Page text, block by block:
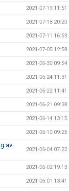
2021-07-19 11:51
2021-07-18 20:20
2021-07-11 16:59
2021-07-05 12:58
2021-06-30 09:54
2021-06-24 11:31
2021-06-22 11:41
2021-06-21 09:38
2021-06-14 13:15
2021-06-10 09:25
av
2021-06-04 07:22
2021-06-02 19:13
2021-06-01 13:41